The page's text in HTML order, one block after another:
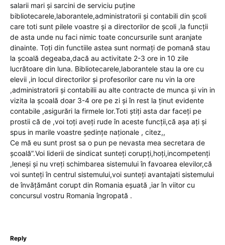
salarii mari și sarcini de serviciu puține
bibliotecarele,laborantele,administratorii și contabili din școli
care toti sunt pilele voastre și a directorilor de școli ,la funcții
de asta unde nu faci nimic toate concursurile sunt aranjate
dinainte. Toți din functiile astea sunt normați de pomană stau
la școală degeaba,dacă au activitate 2-3 ore in 10 zile
lucrătoare din luna. Bibliotecarele,laborantele stau la ore cu
elevii ,in locul directorilor și profesorilor care nu vin la ore
,administratorii și contabilii au alte contracte de munca și vin in
vizita la școală doar 3-4 ore pe zi și în rest la ținut evidente
contabile ,asigurări la firmele lor.Toti știți asta dar faceți pe
prostii că de ,voi toți aveți rude în aceste funcții,că așa ați și
spus in marile voastre ședințe naționale , citez,,
Ce mă eu sunt prost sa o pun pe nevasta mea secretara de
școală”.Voi liderii de sindicat sunteți corupți,hoți,incompetenți
,leneși și nu vreți schimbarea sistemului în favoarea elevilor,că
voi sunteți în centrul sistemului,voi sunteți avantajati sistemului
de învățământ corupt din Romania eșuată ,iar în viitor cu
concursul vostru Romania îngropată .
Reply